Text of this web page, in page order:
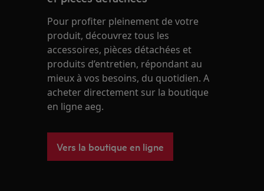
Pour profiter pleinement de votre
produit, découvrez tous les
accessoires, pièces détachées et
produits d’entretien, répondant au
mieux à vos besoins, du quotidien. A
acheter directement sur la boutique
en ligne aeg.
Vers la boutique en ligne